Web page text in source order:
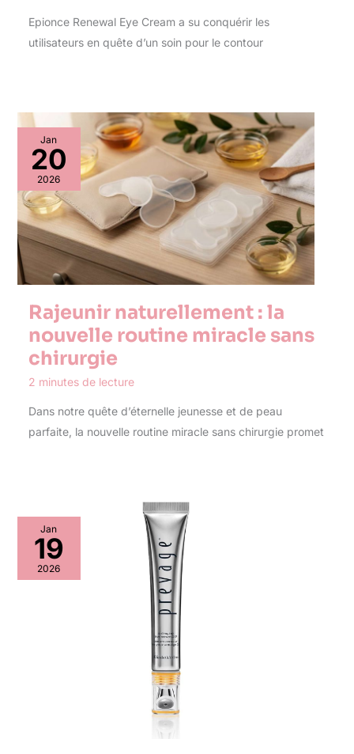
Epionce Renewal Eye Cream a su conquérir les
utilisateurs en quête d’un soin pour le contour
Jan
20
2026
Rajeunir naturellement : la
nouvelle routine miracle sans
chirurgie
2 minutes de lecture
Dans notre quête d’éternelle jeunesse et de peau
parfaite, la nouvelle routine miracle sans chirurgie promet
Jan
19
2026